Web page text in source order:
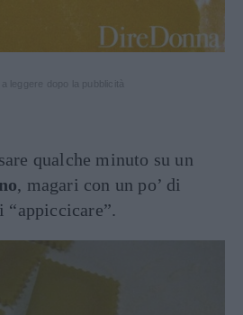
qualche minuto su un
, magari con un po’ di